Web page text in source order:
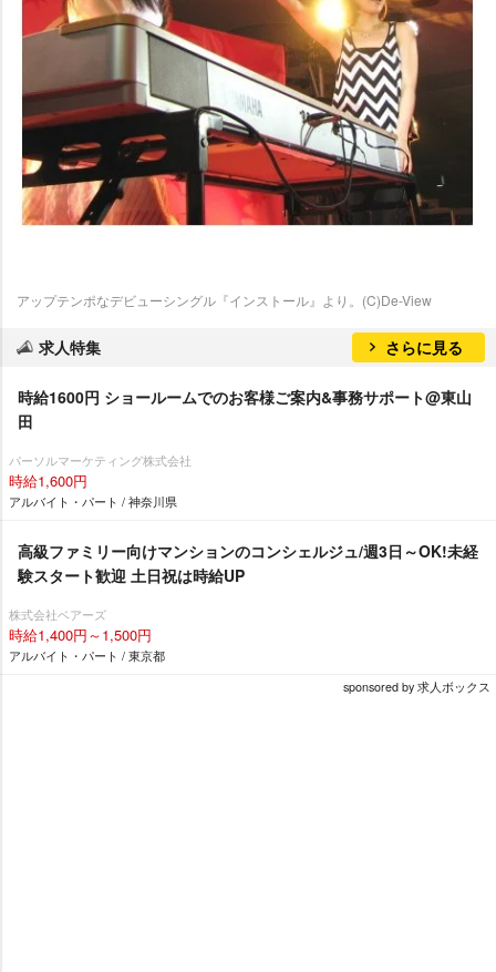
アップテンポなデビューシングル『インストール』より。(C)De-View
求人特集 さらに見る
時給1600円 ショールームでのお客様ご案内&事務サポート@東山
田
パーソルマーケティング株式会社
時給1,600円
アルバイト・パート / 神奈川県
高級ファミリー向けマンションのコンシェルジュ/週3日～OK!未経
験スタート歓迎 土日祝は時給UP
株式会社ベアーズ
時給1,400円～1,500円
アルバイト・パート / 東京都
sponsored by 求人ボックス